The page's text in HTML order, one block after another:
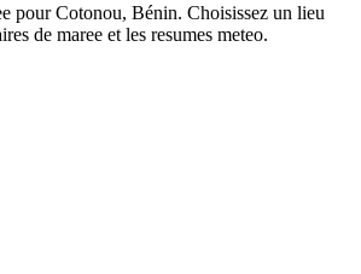
pour Cotonou, Bénin. Choisissez un lieu
de maree et les resumes meteo.